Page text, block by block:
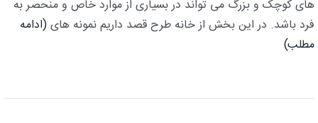
های کوچک و بزرگ می تواند در بسیاری از موارد خاص و منحصر به
فرد باشد. در این بخش از خانه طرح قصد داریم نمونه های(ادامه
مطلب)